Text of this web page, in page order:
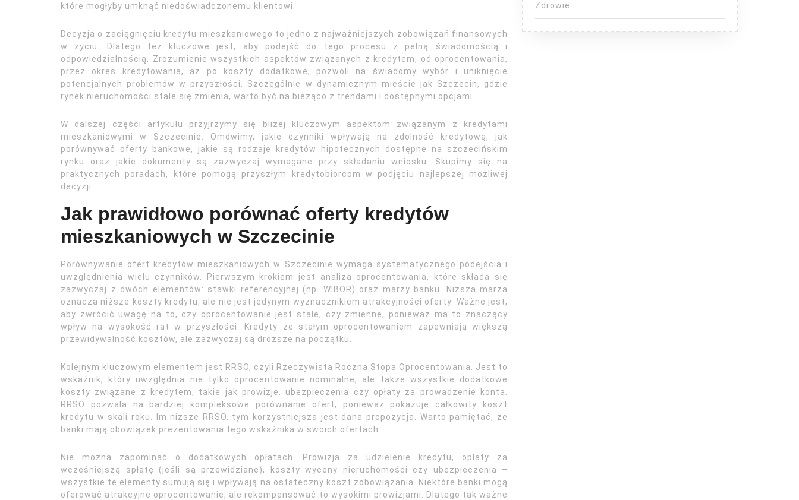
które mogłyby umknąć niedoświadczonemu klientowi.
Decyzja o zaciągnięciu kredytu mieszkaniowego to jedno z najważniejszych zobowiązań finansowych
w życiu. Dlatego też kluczowe jest, aby podejść do tego procesu z pełną świadomością i
odpowiedzialnością. Zrozumienie wszystkich aspektów związanych z kredytem, od oprocentowania,
przez okres kredytowania, aż po koszty dodatkowe, pozwoli na świadomy wybór i uniknięcie
potencjalnych problemów w przyszłości. Szczególnie w dynamicznym mieście jak Szczecin, gdzie
rynek nieruchomości stale się zmienia, warto być na bieżąco z trendami i dostępnymi opcjami.
W dalszej części artykułu przyjrzymy się bliżej kluczowym aspektom związanym z kredytami
mieszkaniowymi w Szczecinie. Omówimy, jakie czynniki wpływają na zdolność kredytową, jak
porównywać oferty bankowe, jakie są rodzaje kredytów hipotecznych dostępne na szczecińskim
rynku oraz jakie dokumenty są zazwyczaj wymagane przy składaniu wniosku. Skupimy się na
praktycznych poradach, które pomogą przyszłym kredytobiorcom w podjęciu najlepszej możliwej
decyzji.
Jak prawidłowo porównać oferty kredytów
mieszkaniowych w Szczecinie
Porównywanie ofert kredytów mieszkaniowych w Szczecinie wymaga systematycznego podejścia i
uwzględnienia wielu czynników. Pierwszym krokiem jest analiza oprocentowania, które składa się
zazwyczaj z dwóch elementów: stawki referencyjnej (np. WIBOR) oraz marży banku. Niższa marża
oznacza niższe koszty kredytu, ale nie jest jedynym wyznacznikiem atrakcyjności oferty. Ważne jest,
aby zwrócić uwagę na to, czy oprocentowanie jest stałe, czy zmienne, ponieważ ma to znaczący
wpływ na wysokość rat w przyszłości. Kredyty ze stałym oprocentowaniem zapewniają większą
przewidywalność kosztów, ale zazwyczaj są droższe na początku.
Kolejnym kluczowym elementem jest RRSO, czyli Rzeczywista Roczna Stopa Oprocentowania. Jest to
wskaźnik, który uwzględnia nie tylko oprocentowanie nominalne, ale także wszystkie dodatkowe
koszty związane z kredytem, takie jak prowizje, ubezpieczenia czy opłaty za prowadzenie konta.
RRSO pozwala na bardziej kompleksowe porównanie ofert, ponieważ pokazuje całkowity koszt
kredytu w skali roku. Im niższe RRSO, tym korzystniejsza jest dana propozycja. Warto pamiętać, że
banki mają obowiązek prezentowania tego wskaźnika w swoich ofertach.
Nie można zapominać o dodatkowych opłatach. Prowizja za udzielenie kredytu, opłaty za
wcześniejszą spłatę (jeśli są przewidziane), koszty wyceny nieruchomości czy ubezpieczenia –
wszystkie te elementy sumują się i wpływają na ostateczny koszt zobowiązania. Niektóre banki mogą
oferować atrakcyjne oprocentowanie, ale rekompensować to wysokimi prowizjami. Dlatego tak ważne
Zdrowie